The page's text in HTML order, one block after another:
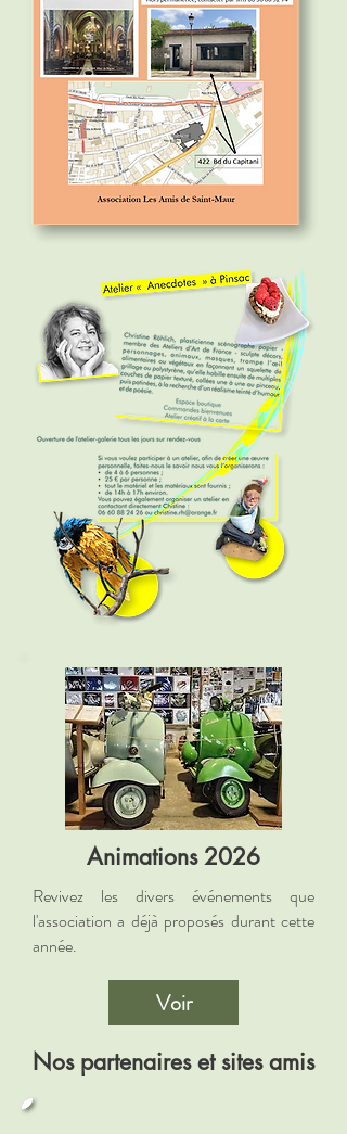
Animations 2026
Revivez les divers événements que
l'association a déjà proposés durant cette
année.
Voir
Nos partenaires et sites amis